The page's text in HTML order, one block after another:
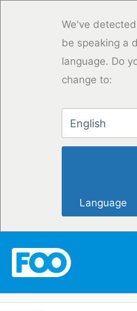
We've
be speaking a
language. Do
change to:
English